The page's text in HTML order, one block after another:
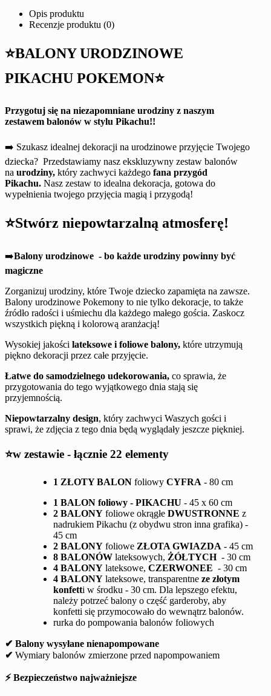
Opis produktu
Recenzje produktu (0)
⭐BALONY URODZINOWE
PIKACHU POKEMON⭐
Przygotuj się na niezapomniane urodziny z naszym
zestawem balonów w stylu Pikachu!!
➡️ Szukasz idealnej dekoracji na urodzinowe przyjęcie Twojego
dziecka? Przedstawiamy nasz ekskluzywny zestaw balonów
na urodziny, który zachwyci każdego fana przygód
Pikachu. Nasz zestaw to idealna dekoracja, gotowa do
wypełnienia twojego przyjęcia magią i przygodą!
⭐Stwórz niepowtarzalną atmosferę!
➡️Balony urodzinowe - bo każde urodziny powinny być
magiczne
Zorganizuj urodziny, które Twoje dziecko zapamięta na zawsze.
Balony urodzinowe Pokemony to nie tylko dekoracje, to także
źródło radości i uśmiechu dla każdego małego gościa. Zaskocz
wszystkich piękną i kolorową aranżacją!
Wysokiej jakości lateksowe i foliowe balony, które utrzymują
piękno dekoracji przez całe przyjęcie.
Łatwe do samodzielnego udekorowania, co sprawia, że
przygotowania do tego wyjątkowego dnia stają się
przyjemnością.
Niepowtarzalny design, który zachwyci Waszych gości i
sprawi, że zdjęcia z tego dnia będą wyglądały jeszcze piękniej.
⭐w zestawie - łącznie 22 elementy
1 ZŁOTY BALON foliowy CYFRA - 80 cm
1 BALON foliowy - PIKACHU - 45 x 60 cm
2 BALONY foliowe okrągłe DWUSTRONNE z
nadrukiem Pikachu (z obydwu stron inna grafika) -
45 cm
2 BALONY foliowe ZŁOTA GWIAZDA - 45 cm
8 BALONÓW lateksowych, ŻÓŁTYCH - 30 cm
4 BALONY lateksowe, CZERWONEE - 30 cm
4 BALONY lateksowe, transparentne ze złotym
konfetti w środku - 30 cm. Dla lepszego efektu,
należy potrzeć balony o część garderoby, aby
konfetti się przymocowało do wewnątrz balonów.
rurka do pompowania balonów foliowych
✔ Balony wysyłane nienapompowane
✔ Wymiary balonów zmierzone przed napompowaniem
⚡ Bezpieczeństwo najważniejsze